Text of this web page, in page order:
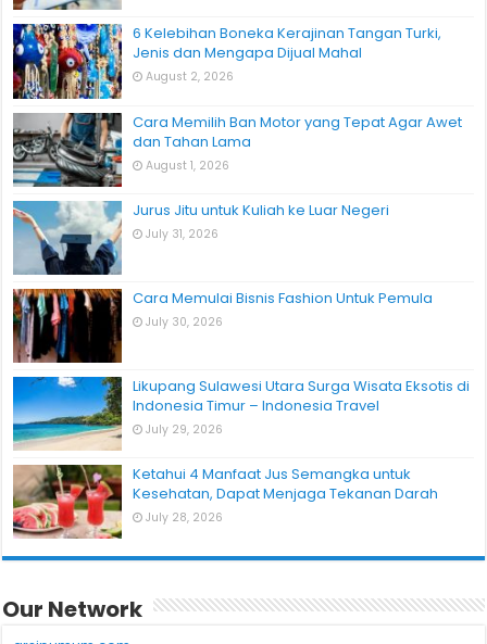
6 Kelebihan Boneka Kerajinan Tangan Turki,
Jenis dan Mengapa Dijual Mahal
August 2, 2026
Cara Memilih Ban Motor yang Tepat Agar Awet
dan Tahan Lama
August 1, 2026
Jurus Jitu untuk Kuliah ke Luar Negeri
July 31, 2026
Cara Memulai Bisnis Fashion Untuk Pemula
July 30, 2026
Likupang Sulawesi Utara Surga Wisata Eksotis di
Indonesia Timur – Indonesia Travel
July 29, 2026
Ketahui 4 Manfaat Jus Semangka untuk
Kesehatan, Dapat Menjaga Tekanan Darah
July 28, 2026
Our Network